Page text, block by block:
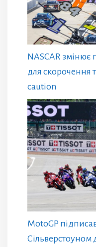
NASCAR змінює
для скорочення
caution
MotoGP